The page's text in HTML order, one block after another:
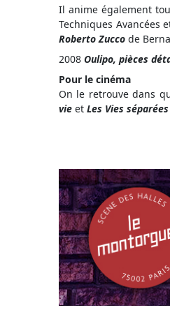
Il anime également
Techniques Avancées
Roberto Zucco de
2008 Oulipo, pièces
Pour le cinéma
On le retrouve dans
vie et Les Vies séparées